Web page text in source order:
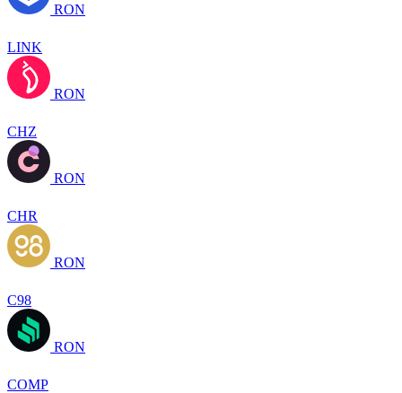
RON
LINK
RON
CHZ
RON
CHR
RON
C98
RON
COMP